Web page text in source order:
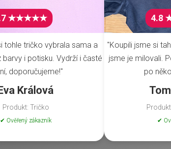
★★★★★
tohle tričko vybrala sama a
barvy i potisku. Vydrží i časté
doporučujeme!"
Eva Králová
Produkt: Tričko
✔ Ověřený zákazník
4.8
"Koupili jsme si
jsme je milovali.
po
✔